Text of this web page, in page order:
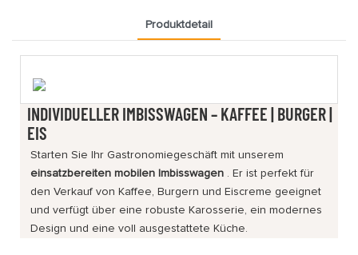
Produktdetail
INDIVIDUELLER IMBISSWAGEN – KAFFEE | BURGER |
EIS
Starten Sie Ihr Gastronomiegeschäft mit unserem
einsatzbereiten mobilen Imbisswagen . Er ist perfekt für
den Verkauf von Kaffee, Burgern und Eiscreme geeignet
und verfügt über eine robuste Karosserie, ein modernes
Design und eine voll ausgestattete Küche.